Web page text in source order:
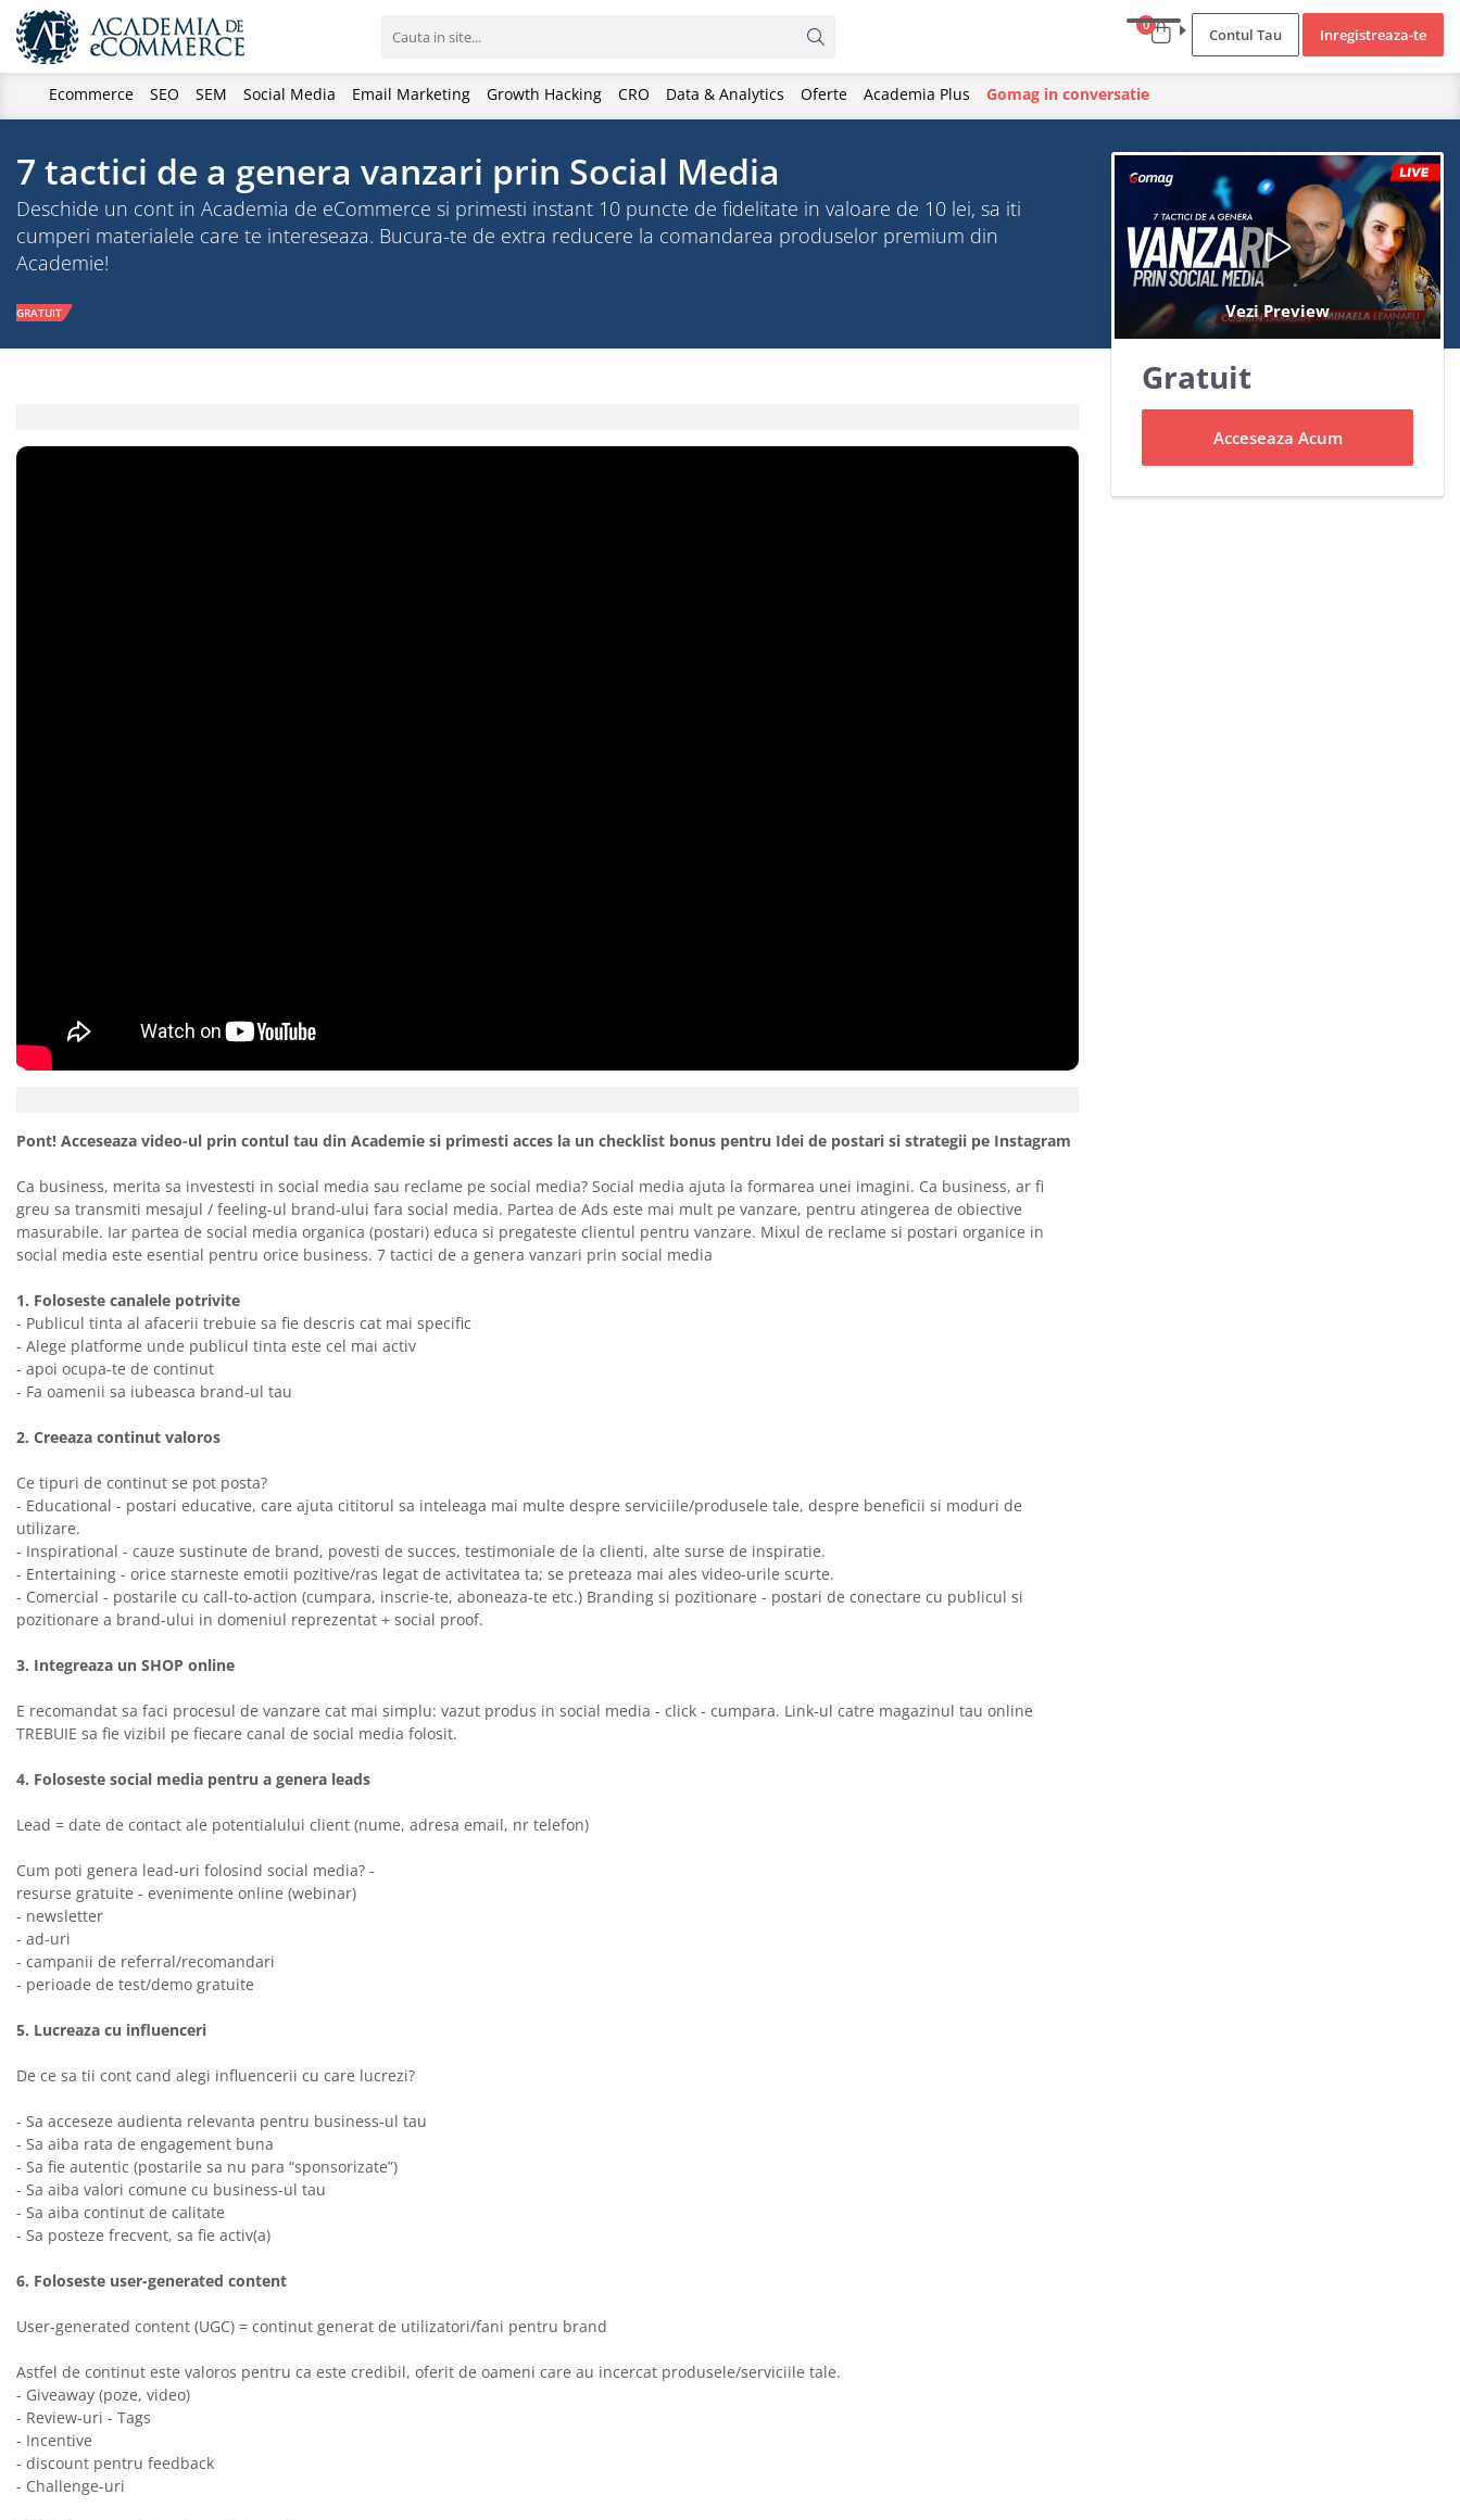
0
Contul Tau Inregistreaza-te
Ecommerce SEO SEM Social Media Email Marketing Growth Hacking CRO Data & Analytics Oferte Academia Plus Gomag in conversatie
7 tactici de a genera vanzari prin Social Media
Deschide un cont in Academia de eCommerce si primesti instant 10 puncte de fidelitate in valoare de 10 lei, sa iti
cumperi materialele care te intereseaza. Bucura-te de extra reducere la comandarea produselor premium din
Academie!
GRATUIT
Gratuit
Acceseaza Acum
Pont! Acceseaza video-ul prin contul tau din Academie si primesti acces la un checklist bonus pentru Idei de postari si strategii pe Instagram
Ca business, merita sa investesti in social media sau reclame pe social media? Social media ajuta la formarea unei imagini. Ca business, ar fi
greu sa transmiti mesajul / feeling-ul brand-ului fara social media. Partea de Ads este mai mult pe vanzare, pentru atingerea de obiective
masurabile. Iar partea de social media organica (postari) educa si pregateste clientul pentru vanzare. Mixul de reclame si postari organice in
social media este esential pentru orice business. 7 tactici de a genera vanzari prin social media
1. Foloseste canalele potrivite
- Publicul tinta al afacerii trebuie sa fie descris cat mai specific
- Alege platforme unde publicul tinta este cel mai activ
- apoi ocupa-te de continut
- Fa oamenii sa iubeasca brand-ul tau
2. Creeaza continut valoros
Ce tipuri de continut se pot posta?
- Educational - postari educative, care ajuta cititorul sa inteleaga mai multe despre serviciile/produsele tale, despre beneficii si moduri de
utilizare.
- Inspirational - cauze sustinute de brand, povesti de succes, testimoniale de la clienti, alte surse de inspiratie.
- Entertaining - orice starneste emotii pozitive/ras legat de activitatea ta; se preteaza mai ales video-urile scurte.
- Comercial - postarile cu call-to-action (cumpara, inscrie-te, aboneaza-te etc.) Branding si pozitionare - postari de conectare cu publicul si
pozitionare a brand-ului in domeniul reprezentat + social proof.
3. Integreaza un SHOP online
E recomandat sa faci procesul de vanzare cat mai simplu: vazut produs in social media - click - cumpara. Link-ul catre magazinul tau online
TREBUIE sa fie vizibil pe fiecare canal de social media folosit.
4. Foloseste social media pentru a genera leads
Lead = date de contact ale potentialului client (nume, adresa email, nr telefon)
Cum poti genera lead-uri folosind social media? -
resurse gratuite - evenimente online (webinar)
- newsletter
- ad-uri
- campanii de referral/recomandari
- perioade de test/demo gratuite
5. Lucreaza cu influenceri
De ce sa tii cont cand alegi influencerii cu care lucrezi?
- Sa acceseze audienta relevanta pentru business-ul tau
- Sa aiba rata de engagement buna
- Sa fie autentic (postarile sa nu para “sponsorizate”)
- Sa aiba valori comune cu business-ul tau
- Sa aiba continut de calitate
- Sa posteze frecvent, sa fie activ(a)
6. Foloseste user-generated content
User-generated content (UGC) = continut generat de utilizatori/fani pentru brand
Astfel de continut este valoros pentru ca este credibil, oferit de oameni care au incercat produsele/serviciile tale.
- Giveaway (poze, video)
- Review-uri - Tags
- Incentive
- discount pentru feedback
- Challenge-uri